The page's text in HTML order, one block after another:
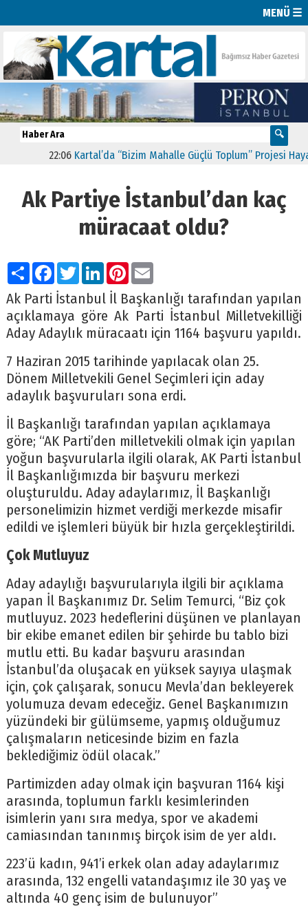
MENÜ ☰
22:06 Kartal’da “Bizim Mahalle Güçlü Toplum” Projesi Hayata
Ak Partiye İstanbul’dan kaç
müracaat oldu?
PaylaşFacebook
TwitterLinkedIn
Pinterest
Email
Ak Parti İstanbul İl Başkanlığı tarafından yapılan
açıklamaya göre Ak Parti İstanbul Milletvekilliği
Aday Adaylık müracaatı için 1164 başvuru yapıldı.
7 Haziran 2015 tarihinde yapılacak olan 25.
Dönem Milletvekili Genel Seçimleri için aday
adaylık başvuruları sona erdi.
İl Başkanlığı tarafından yapılan açıklamaya
göre; “AK Parti’den milletvekili olmak için yapılan
yoğun başvurularla ilgili olarak, AK Parti İstanbul
İl Başkanlığımızda bir başvuru merkezi
oluşturuldu. Aday adaylarımız, İl Başkanlığı
personelimizin hizmet verdiği merkezde misafir
edildi ve işlemleri büyük bir hızla gerçekleştirildi.
Çok Mutluyuz
Aday adaylığı başvurularıyla ilgili bir açıklama
yapan İl Başkanımız Dr. Selim Temurci, “Biz çok
mutluyuz. 2023 hedeflerini düşünen ve planlayan
bir ekibe emanet edilen bir şehirde bu tablo bizi
mutlu etti. Bu kadar başvuru arasından
İstanbul’da oluşacak en yüksek sayıya ulaşmak
için, çok çalışarak, sonucu Mevla’dan bekleyerek
yolumuza devam edeceğiz. Genel Başkanımızın
yüzündeki bir gülümseme, yapmış olduğumuz
çalışmaların neticesinde bizim en fazla
beklediğimiz ödül olacak.”
Partimizden aday olmak için başvuran 1164 kişi
arasında, toplumun farklı kesimlerinden
isimlerin yanı sıra medya, spor ve akademi
camiasından tanınmış birçok isim de yer aldı.
223’ü kadın, 941’i erkek olan aday adaylarımız
arasında, 132 engelli vatandaşımız ile 30 yaş ve
altında 40 genç isim de bulunuyor”